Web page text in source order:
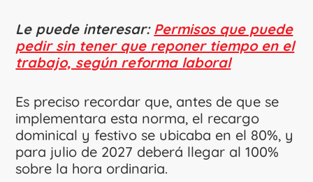
Le puede interesar: Permisos que puede
pedir sin tener que reponer tiempo en el
trabajo, según reforma laboral
Es preciso recordar que, antes de que se
implementara esta norma, el recargo
dominical y festivo se ubicaba en el 80%, y
para julio de 2027 deberá llegar al 100%
sobre la hora ordinaria.